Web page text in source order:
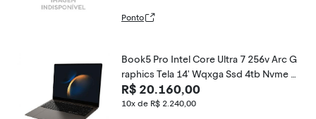
Ponto
Book5 Pro Intel Core Ultra 7 256v Arc G
raphics Tela 14' Wqxga Ssd 4tb Nvme R
am 16gb Samsung
R$ 20.160,00
10x de R$ 2.240,00